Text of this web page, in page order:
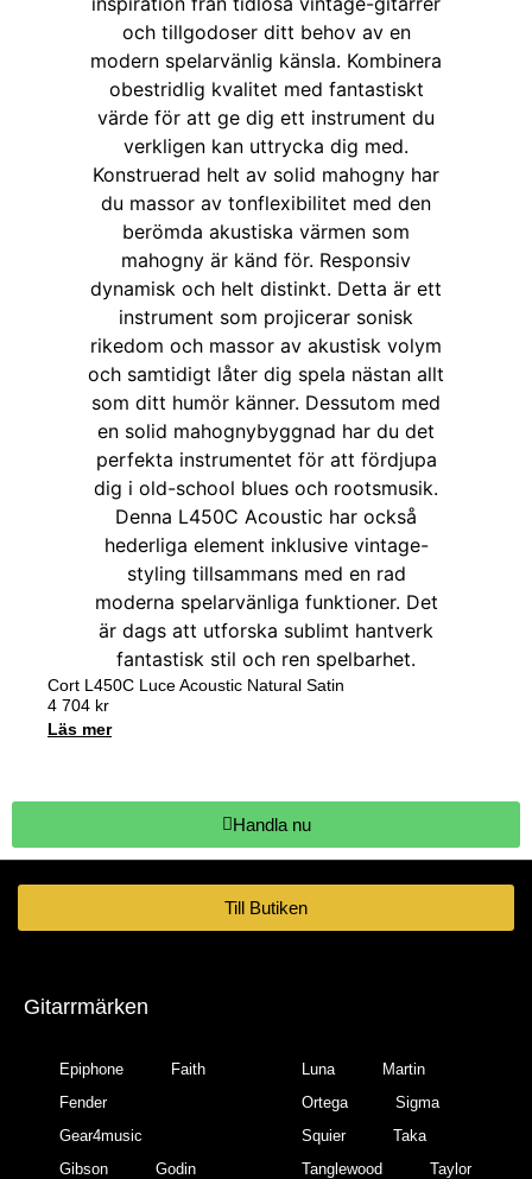
Cort L450C Luce Acoustic Natural Satin
4 704 kr
Läs mer
Handla nu
Till Butiken
Gitarrmärken
Epiphone
Faith
Fender
Gear4music
Gibson
Godin
Luna
Martin
Ortega
Sigma
Squier
Taka
Tanglewood
Taylor